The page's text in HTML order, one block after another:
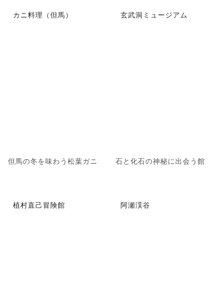
カニ料理（但馬）
但馬の冬を味わう松葉ガニ
玄武洞ミュージアム
石と化石の神秘に出会う館
植村直己冒険館 阿瀬渓谷